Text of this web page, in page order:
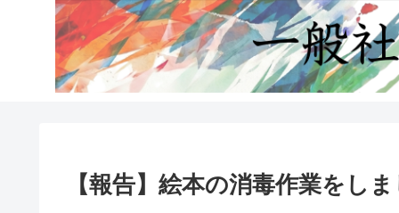
【報告】絵本の消毒作業をし